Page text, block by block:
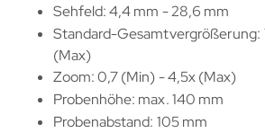
Sehfeld: 4,4 mm - 28,6 mm
Standard-Gesamtvergrößerung:
(Max)
Zoom: 0,7 (Min) - 4,5x (Max)
Probenhöhe: max. 140 mm
Probenabstand: 105 mm